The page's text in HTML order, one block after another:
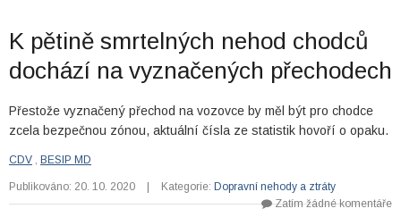
K pětině smrtelných nehod chodců
dochází na vyznačených přechodech
Přestože vyznačený přechod na vozovce by měl být pro chodce
zcela bezpečnou zónou, aktuální čísla ze statistik hovoří o opaku.
CDV , BESIP MD
Publikováno: 20. 10. 2020 Kategorie: Dopravní nehody a ztráty
Zatím žádné komentáře